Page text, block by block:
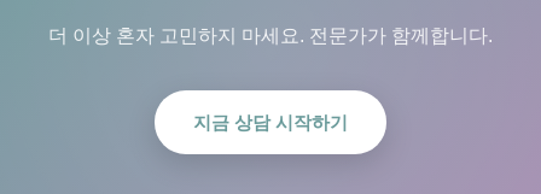
더 이상 혼자 고민하지 마세요. 전문가가 함께합니다.
지금 상담 시작하기